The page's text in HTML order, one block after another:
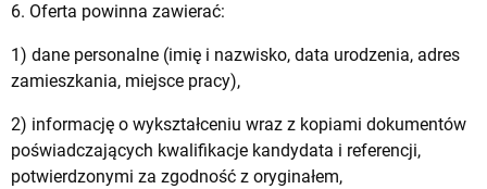
6. Oferta powinna zawierać:
1) dane personalne (imię i nazwisko, data urodzenia, adres
zamieszkania, miejsce pracy),
2) informację o wykształceniu wraz z kopiami dokumentów
poświadczających kwalifikacje kandydata i referencji,
potwierdzonymi za zgodność z oryginałem,